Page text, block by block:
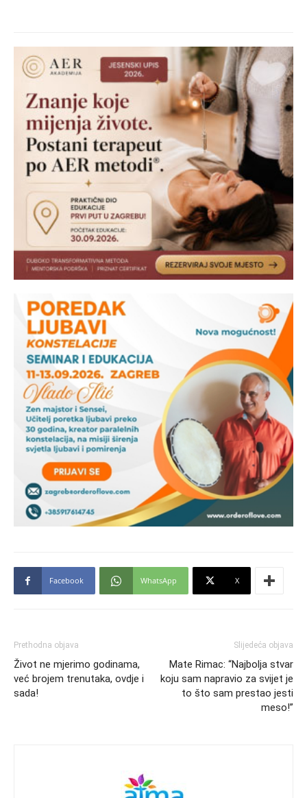
Facebook WhatsApp X
Prethodna objava
Život ne mjerimo godinama,
već brojem trenutaka, ovdje i
sada!
Slijedeća objava
Mate Rimac: “Najbolja stvar
koju sam napravio za svijet je
to što sam prestao jesti
meso!”